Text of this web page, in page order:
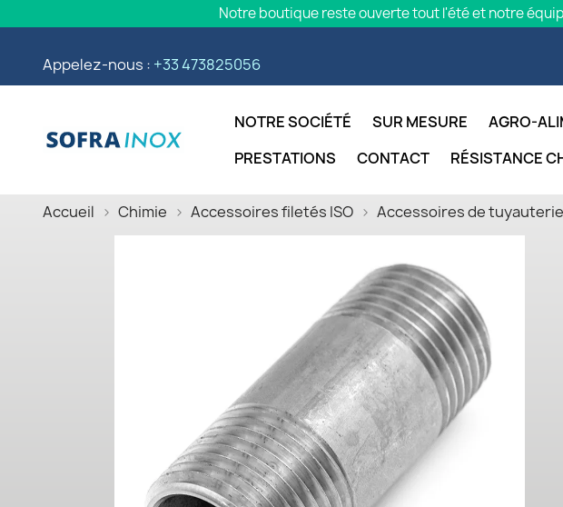
Notre boutique reste ouverte tout l'été et notre
Appelez-nous : +33 473825056
NOTRE SOCIÉTÉ SUR MESURE AGRO-
PRESTATIONS
CONTACT RÉSISTANCE
Accueil Chimie Accessoires filetés ISO Accessoires de